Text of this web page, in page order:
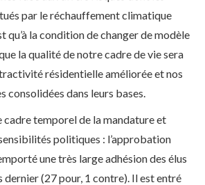
par le réchauffement climatique
qu’à la condition de changer de modèle
la qualité de notre cadre de vie sera
résidentielle améliorée et nos
consolidées dans leurs bases.
cadre temporel de la mandature et
politiques : l’approbation
une très large adhésion des élus
dernier (27 pour, 1 contre). Il est entré